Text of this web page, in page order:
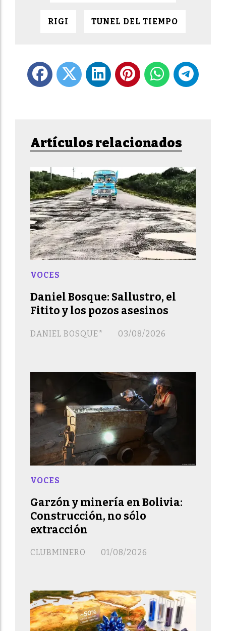
RIGI TUNEL DEL TIEMPO
Artículos relacionados
Daniel Bosque: Sallustro, el
Fitito y los pozos asesinos
DANIEL BOSQUE*
VOCES
03/08/2026
Garzón y minería en Bolivia:
Construcción, no sólo
extracción
CLUBMINERO
VOCES
01/08/2026